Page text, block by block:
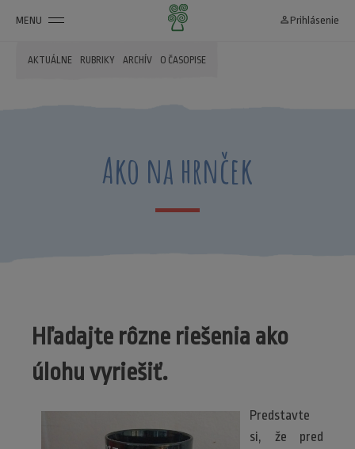
MENU person_outline Prihlásenie
AKTUÁLNE RUBRIKY ARCHÍV O ČASOPISE
Ako na hrnček
Hľadajte rôzne riešenia ako
úlohu vyriešiť.
Predstavte
si, že pred